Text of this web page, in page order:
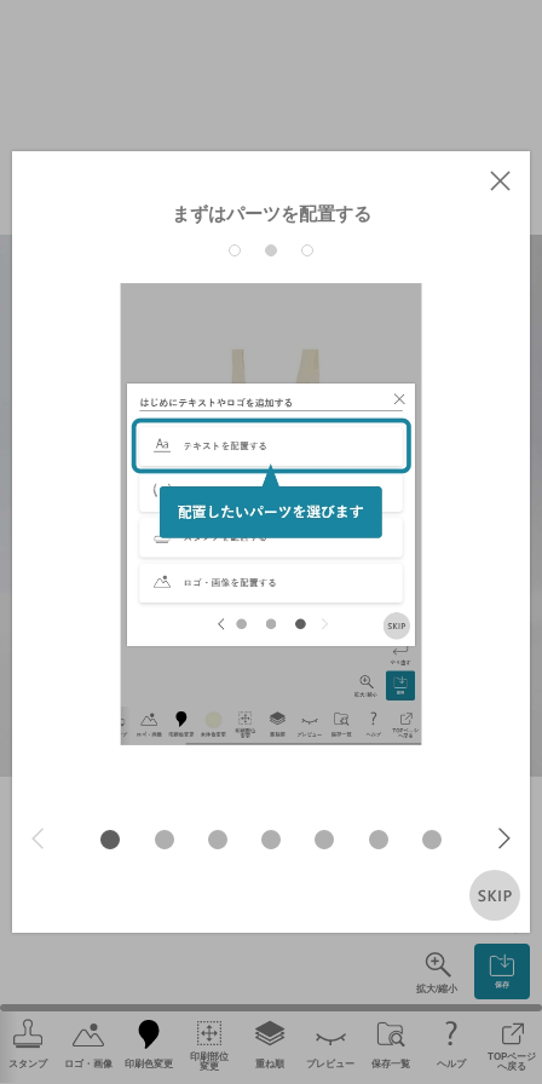
保存
拡大/縮小
スタンプ ロゴ・画像 印刷色変更
印刷部位
変更 重ね順 プレビュー 保存一覧 ヘルプ
TOPページ
へ戻る
まずはパーツを配置する